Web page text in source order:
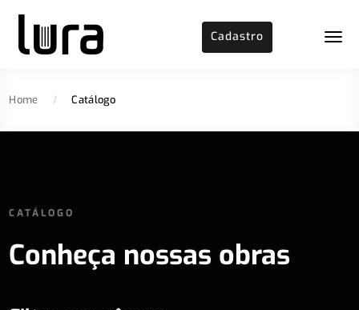
Cadastro
Home / Catálogo
CATÁLOGO
Conheça nossas obras